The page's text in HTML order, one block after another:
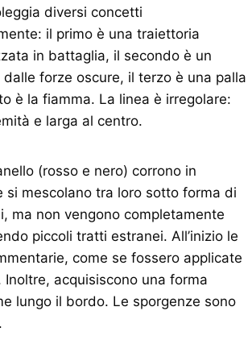
diversi concetti
il primo è una traiettoria
in battaglia, il secondo è un
forze oscure, il terzo è una palla
è la fiamma. La linea è irregolare:
e larga al centro.
(rosso e nero) corrono in
si mescolano tra loro sotto forma di
ma non vengono completamente
piccoli tratti estranei. All’inizio le
come se fossero applicate
Inoltre, acquisiscono una forma
lungo il bordo. Le sporgenze sono